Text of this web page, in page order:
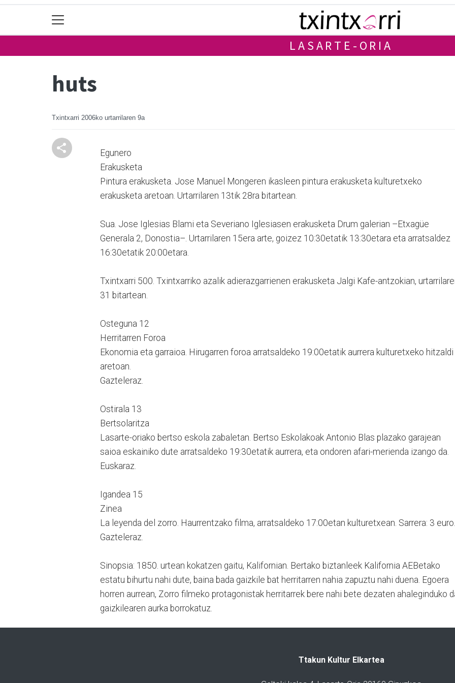
LASARTE-ORIA
huts
Txintxarri 2006ko urtarrilaren 9a
Egunero
Erakusketa
Pintura erakusketa. Jose Manuel Mongeren ikasleen pintura erakusketa kulturetxeko
erakusketa aretoan. Urtarrilaren 13tik 28ra bitartean.
Sua. Jose Iglesias Blami eta Severiano Iglesiasen erakusketa Drum galerian –Etxagüe
Generala 2, Donostia–. Urtarrilaren 15era arte, goizez 10:30etatik 13:30etara eta arratsaldez
16:30etatik 20:00etara.
Txintxarri 500. Txintxarriko azalik adierazgarrienen erakusketa Jalgi Kafe-antzokian,
31 bitartean.
Osteguna 12
Herritarren Foroa
Ekonomia eta garraioa. Hirugarren foroa arratsaldeko 19:00etatik aurrera kulturetxeko hitzaldi
aretoan.
Gazteleraz.
Ostirala 13
Bertsolaritza
Lasarte-oriako bertso eskola zabaletan. Bertso Eskolakoak Antonio Blas plazako garajean
saioa eskainiko dute arratsaldeko 19:30etatik aurrera, eta ondoren afari-merienda izango da.
Euskaraz.
Igandea 15
Zinea
La leyenda del zorro. Haurrentzako filma, arratsaldeko 17:00etan kulturetxean. Sarrera: 3 euro.
Gazteleraz.
Sinopsia: 1850. urtean kokatzen gaitu, Kalifornian. Bertako biztanleek Kalifornia AEBetako
estatu bihurtu nahi dute, baina bada gaizkile bat herritarren nahia zapuztu nahi duena. Egoera
horren aurrean, Zorro filmeko protagonistak herritarrek bere nahi bete dezaten ahaleginduko
gaizkilearen aurka borrokatuz.
Ttakun Kultur Elkartea